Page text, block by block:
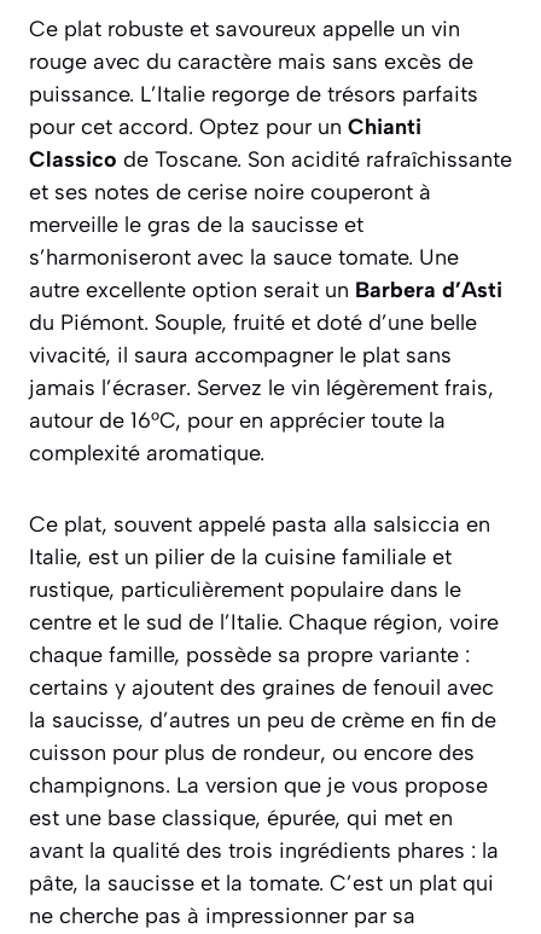
Ce plat robuste et savoureux appelle un vin
rouge avec du caractère mais sans excès de
puissance. L’Italie regorge de trésors parfaits
pour cet accord. Optez pour un Chianti
Classico de Toscane. Son acidité rafraîchissante
et ses notes de cerise noire couperont à
merveille le gras de la saucisse et
s’harmoniseront avec la sauce tomate. Une
autre excellente option serait un Barbera d’Asti
du Piémont. Souple, fruité et doté d’une belle
vivacité, il saura accompagner le plat sans
jamais l’écraser. Servez le vin légèrement frais,
autour de 16°C, pour en apprécier toute la
complexité aromatique.
Ce plat, souvent appelé pasta alla salsiccia en
Italie, est un pilier de la cuisine familiale et
rustique, particulièrement populaire dans le
centre et le sud de l’Italie. Chaque région, voire
chaque famille, possède sa propre variante :
certains y ajoutent des graines de fenouil avec
la saucisse, d’autres un peu de crème en fin de
cuisson pour plus de rondeur, ou encore des
champignons. La version que je vous propose
est une base classique, épurée, qui met en
avant la qualité des trois ingrédients phares : la
pâte, la saucisse et la tomate. C’est un plat qui
ne cherche pas à impressionner par sa